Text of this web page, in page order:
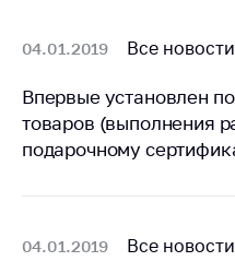
субъектов
общественного
обслуживания
Обучение по
вопросам
конкурентной
политики
04.01.2019 Все новости
Впервые установлен
товаров (выполнения
подарочному
04.01.2019 Все новости